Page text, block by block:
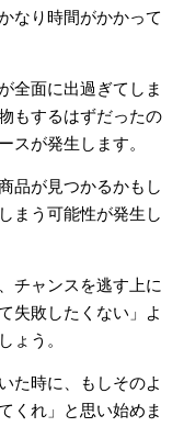
なり時間がかかって
全面に出過ぎてしま
もするはずだったの
スが発生します。
品が見つかるかもし
まう可能性が発生し
チャンスを逃す上に
失敗したくない」よ
ょう。
た時に、もしそのよ
くれ」と思い始めま